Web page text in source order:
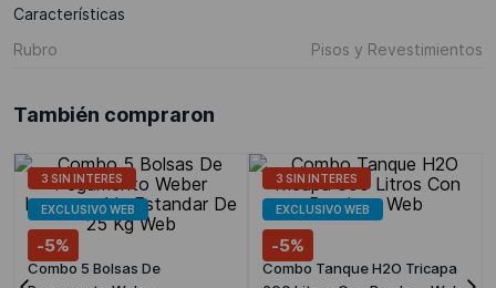
Características
Rubro
Pisos y Revestimientos
También compraron